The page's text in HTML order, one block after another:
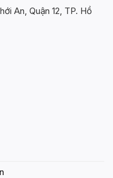
An, Quận 12, TP. Hồ